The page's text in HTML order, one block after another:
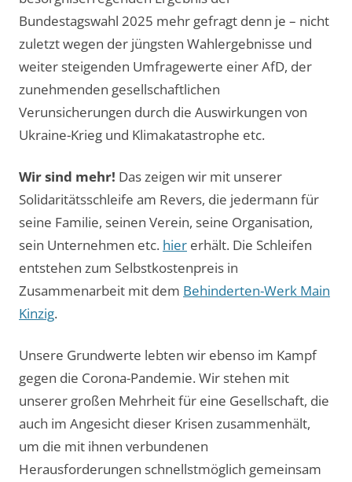
Bundestagswahl 2025 mehr gefragt denn je – nicht
zuletzt wegen der jüngsten Wahlergebnisse und
weiter steigenden Umfragewerte einer AfD, der
zunehmenden gesellschaftlichen
Verunsicherungen durch die Auswirkungen von
Ukraine-Krieg und Klimakatastrophe etc.
Wir sind mehr! Das zeigen wir mit unserer
Solidaritätsschleife am Revers, die jedermann für
seine Familie, seinen Verein, seine Organisation,
sein Unternehmen etc. hier erhält. Die Schleifen
entstehen zum Selbstkostenpreis in
Zusammenarbeit mit dem Behinderten-Werk Main
Kinzig.
Unsere Grundwerte lebten wir ebenso im Kampf
gegen die Corona-Pandemie. Wir stehen mit
unserer großen Mehrheit für eine Gesellschaft, die
auch im Angesicht dieser Krisen zusammenhält,
um die mit ihnen verbundenen
Herausforderungen schnellstmöglich gemeinsam